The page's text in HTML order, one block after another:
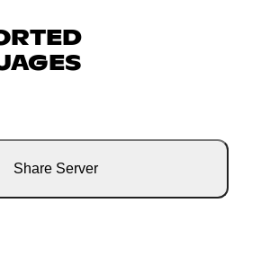
Share Server